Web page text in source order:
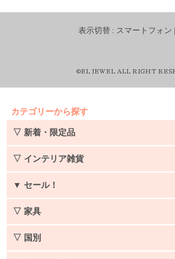
表示切替 : スマートフォン |
©EL JEWEL ALL RIGHT
カテゴリーから探す
▽ 新着・限定品
▽ インテリア雑貨
▼ セール！
▽ 家具
▽ 国別